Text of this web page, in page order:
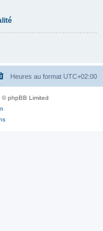
Heures au format UTC+02:00
© phpBB Limited